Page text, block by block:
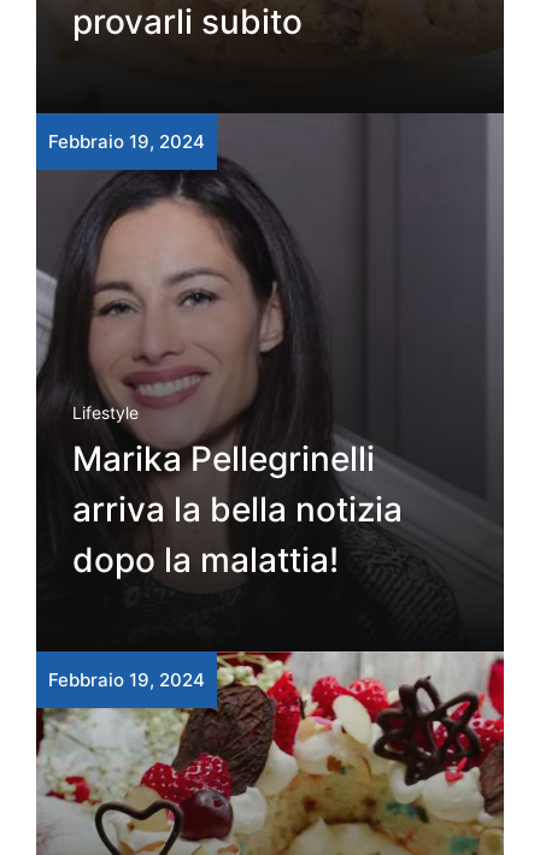
provarli subito
Febbraio 19, 2024
Lifestyle
Marika Pellegrinelli
arriva la bella notizia
dopo la malattia!
Febbraio 19, 2024